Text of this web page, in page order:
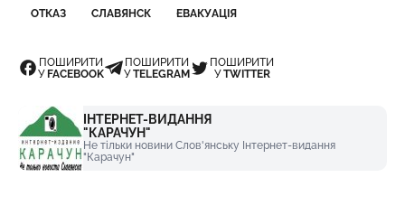
ОТКАЗ СЛАВЯНСК ЕВАКУАЦІЯ
ПОШИРИТИ
У FACEBOOK
ПОШИРИТИ
УTELEGRAM
ПОШИРИТИ
УTWITTER
ІНТЕРНЕТ-ВИДАННЯ
"КАРАЧУН"
Не тільки новини Слов'янську Інтернет-видання
"Карачун"